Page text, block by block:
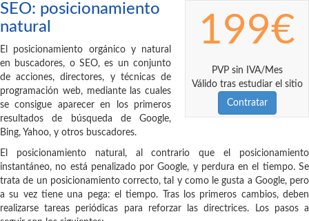
199€
PVP sin IVA/Mes
Válido tras estudiar el sitio
Contratar
SEO: posicionamiento
natural
El posicionamiento orgánico y natural
en buscadores, o SEO, es un conjunto
de acciones, directores, y técnicas de
programación web, mediante las cuales
se consigue aparecer en los primeros
resultados de búsqueda de Google,
Bing, Yahoo, y otros buscadores.
El posicionamiento natural, al contrario que el posicionamiento
instantáneo, no está penalizado por Google, y perdura en el tiempo. Se
trata de un posicionamiento correcto, tal y como le gusta a Google, pero
a su vez tiene una pega: el tiempo. Tras los primeros cambios, deben
realizarse tareas periódicas para reforzar las directrices. Los pasos a